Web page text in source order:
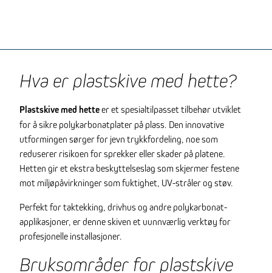
Hva er plastskive med hette?
Plastskive med hetteer et spesialtilpasset tilbehør utviklet
for å sikre polykarbonatplater på plass. Den innovative
utformingen sørger for jevn trykkfordeling, noe som
reduserer risikoen for sprekker eller skader på platene.
Hetten gir et ekstra beskyttelseslag som skjermer festene
mot miljøpåvirkninger som fuktighet, UV-stråler og støv.
Perfekt for taktekking, drivhus og andre polykarbonat-
applikasjoner, er denne skiven et uunnværlig verktøy for
profesjonelle installasjoner.
Bruksområder for plastskive